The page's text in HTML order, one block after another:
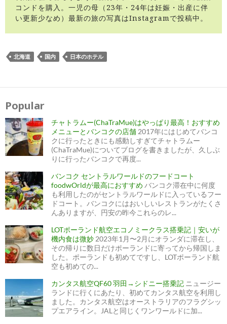
コンドを購入。一児の母（23年・24年は妊娠・出産に伴
い更新少なめ）最新の旅の写真はInstagramで投稿中。
北海道 国内 日本のホテル
投
ビ
ゲ
ー
シ
ョ
ン
Popular
チャトラムー(ChaTraMue)はやっぱり最高！おすすめ
メニューとバンコクの店舗 2017年にはじめてバンコ
クに行ったときにも感動しすぎてチャトラムー
(ChaTraMue)についてブログを書きましたが、久しぶ
りに行ったバンコクで再度...
バンコク セントラルワールドのフードコート
foodwOrldが最高におすすめ バンコク滞在中に何度
も利用したのがセントラルワールドに入っているフー
ドコート。バンコクにはおいしいレストランがたくさ
んありますが、円安の昨今これらのレ...
LOTポーランド航空エコノミークラス搭乗記｜安いが
機内食は微妙 2023年1月〜2月にオランダに滞在し、
その帰りに数日だけポーランドに寄ってから帰国しま
した。ポーランドも初めてですし、LOTポーランド航
空も初めての...
カンタス航空QF60 羽田→シドニー搭乗記 ニュージー
ランドに行くにあたり、初めてカンタス航空を利用し
ました。カンタス航空はオーストラリアのフラグシッ
プエアライン。JALと同じくワンワールドに加...